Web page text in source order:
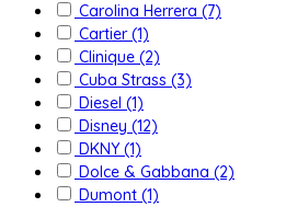
Carolina Herrera (7)
Cartier (1)
Clinique (2)
Cuba Strass (3)
Diesel (1)
Disney (12)
DKNY (1)
Dolce & Gabbana (2)
Dumont (1)